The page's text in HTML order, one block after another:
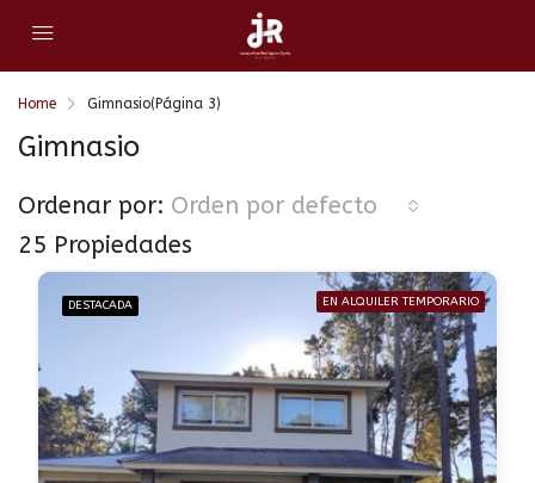
Home Gimnasio(Página 3)
Gimnasio
25 Propiedades
Ordenar por: Orden por defecto
DESTACADA EN ALQUILER TEMPORARIO